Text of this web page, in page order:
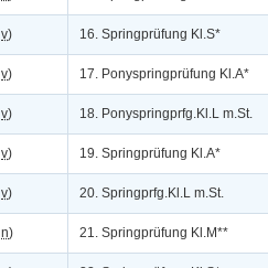
v) 16. Springprüfung Kl.S*
v) 17. Ponyspringprüfung Kl.A*
v) 18. Ponyspringprfg.Kl.L m.St.
v) 19. Springprüfung Kl.A*
v) 20. Springprfg.Kl.L m.St.
n) 21. Springprüfung Kl.M**